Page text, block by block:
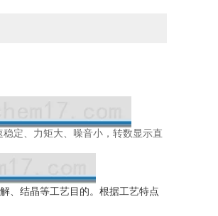
定、力矩大、噪音小，转数显示直
、结晶等工艺目的。根据工艺特点